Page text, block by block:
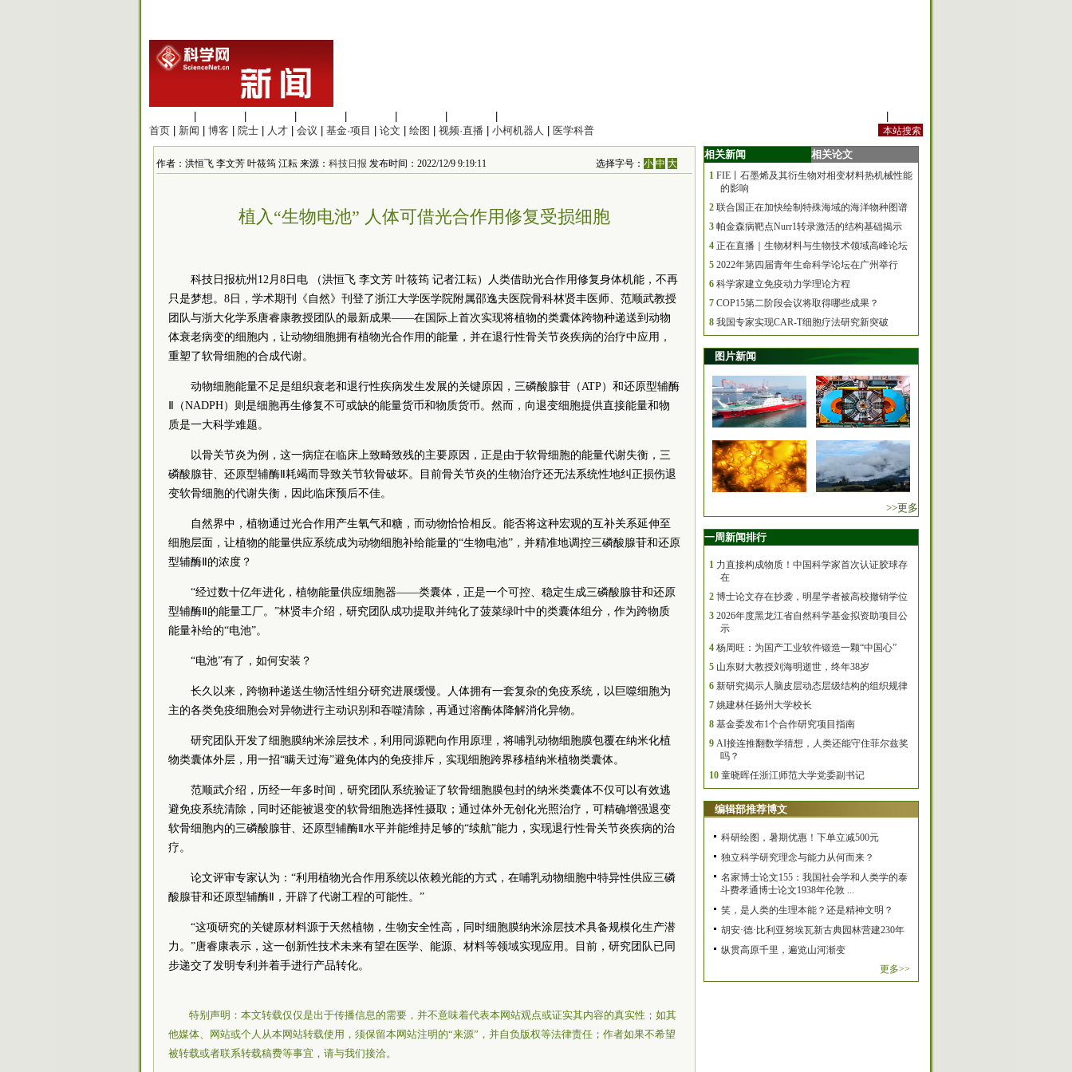
首页
新闻 博客 院士 人才 会议 基金·项目 论文 绘图 视频·直播 小柯机器人 医学科普
作者：洪恒飞 李文芳 叶筱筠 江耘 来源： 科技日报 发布时间：2022/12/9 9:19:11 选择字号：小 中 大
植入“生物电池” 人体可借光合作用修复受损细胞
科技日报杭州12月8日电 （洪恒飞 李文芳 叶筱筠 记者江耘）人类借助光合作用修复身体机能，不再
只是梦想。8日，学术期刊《自然》刊登了浙江大学医学院附属邵逸夫医院骨科林贤丰医师、范顺武教授
团队与浙大化学系唐睿康教授团队的最新成果——在国际上首次实现将植物的类囊体跨物种递送到动物
体衰老病变的细胞内，让动物细胞拥有植物光合作用的能量，并在退行性骨关节炎疾病的治疗中应用，
重塑了软骨细胞的合成代谢。
动物细胞能量不足是组织衰老和退行性疾病发生发展的关键原因，三磷酸腺苷（ATP）和还原型辅酶
Ⅱ（NADPH）则是细胞再生修复不可或缺的能量货币和物质货币。然而，向退变细胞提供直接能量和物
质是一大科学难题。
以骨关节炎为例，这一病症在临床上致畸致残的主要原因，正是由于软骨细胞的能量代谢失衡，三
磷酸腺苷、还原型辅酶Ⅱ耗竭而导致关节软骨破坏。目前骨关节炎的生物治疗还无法系统性地纠正损伤退
变软骨细胞的代谢失衡，因此临床预后不佳。
自然界中，植物通过光合作用产生氧气和糖，而动物恰恰相反。能否将这种宏观的互补关系延伸至
细胞层面，让植物的能量供应系统成为动物细胞补给能量的“生物电池”，并精准地调控三磷酸腺苷和还原
型辅酶Ⅱ的浓度？
“经过数十亿年进化，植物能量供应细胞器——类囊体，正是一个可控、稳定生成三磷酸腺苷和还原
型辅酶Ⅱ的能量工厂。”林贤丰介绍，研究团队成功提取并纯化了菠菜绿叶中的类囊体组分，作为跨物质
能量补给的“电池”。
“电池”有了，如何安装？
长久以来，跨物种递送生物活性组分研究进展缓慢。人体拥有一套复杂的免疫系统，以巨噬细胞为
主的各类免疫细胞会对异物进行主动识别和吞噬清除，再通过溶酶体降解消化异物。
研究团队开发了细胞膜纳米涂层技术，利用同源靶向作用原理，将哺乳动物细胞膜包覆在纳米化植
物类囊体外层，用一招“瞒天过海”避免体内的免疫排斥，实现细胞跨界移植纳米植物类囊体。
范顺武介绍，历经一年多时间，研究团队系统验证了软骨细胞膜包封的纳米类囊体不仅可以有效逃
避免疫系统清除，同时还能被退变的软骨细胞选择性摄取；通过体外无创化光照治疗，可精确增强退变
软骨细胞内的三磷酸腺苷、还原型辅酶Ⅱ水平并能维持足够的“续航”能力，实现退行性骨关节炎疾病的治
疗。
论文评审专家认为：“利用植物光合作用系统以依赖光能的方式，在哺乳动物细胞中特异性供应三磷
酸腺苷和还原型辅酶Ⅱ，开辟了代谢工程的可能性。”
“这项研究的关键原材料源于天然植物，生物安全性高，同时细胞膜纳米涂层技术具备规模化生产潜
力。”唐睿康表示，这一创新性技术未来有望在医学、能源、材料等领域实现应用。目前，研究团队已同
步递交了发明专利并着手进行产品转化。
特别声明：本文转载仅仅是出于传播信息的需要，并不意味着代表本网站观点或证实其内容的真实性；如其
他媒体、网站或个人从本网站转载使用，须保留本网站注明的“来源”，并自负版权等法律责任；作者如果不希望
被转载或者联系转载稿费等事宜，请与我们接洽。
相关新闻 相关论文
1 FIE丨石墨烯及其衍生物对相变材料热机械性能
的影响
2 联合国正在加快绘制特殊海域的海洋物种图谱
3 帕金森病靶点Nurr1转录激活的结构基础揭示
4 正在直播｜生物材料与生物技术领域高峰论坛
5 2022年第四届青年生命科学论坛在广州举行
6 科学家建立免疫动力学理论方程
7 COP15第二阶段会议将取得哪些成果？
8 我国专家实现CAR-T细胞疗法研究新突破
图片新闻
>>更多
一周新闻排行
1 力直接构成物质！中国科学家首次认证胶球存
在
2 博士论文存在抄袭，明星学者被高校撤销学位
3 2026年度黑龙江省自然科学基金拟资助项目公
示
4 杨周旺：为国产工业软件锻造一颗“中国心”
5 山东财大教授刘海明逝世，终年38岁
6 新研究揭示人脑皮层动态层级结构的组织规律
7 姚建林任扬州大学校长
8 基金委发布1个合作研究项目指南
9 AI接连推翻数学猜想，人类还能守住菲尔兹奖
吗？
10 童晓晖任浙江师范大学党委副书记
编辑部推荐博文
科研绘图，暑期优惠！下单立减500元
独立科学研究理念与能力从何而来？
名家博士论文155：我国社会学和人类学的泰
斗费孝通博士论文1938年伦敦 ...
笑，是人类的生理本能？还是精神文明？
胡安·德·比利亚努埃瓦新古典园林营建230年
纵贯高原千里，遍览山河渐变
更多>>